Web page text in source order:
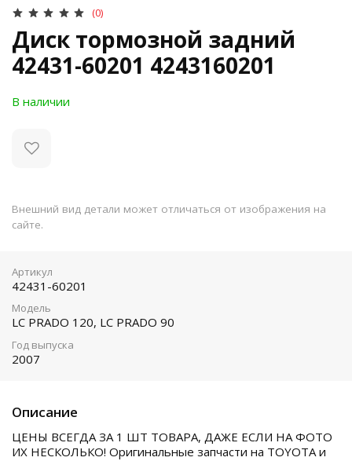
(0)
Диск тормозной задний
42431-60201 4243160201
В наличии
Внешний вид детали может отличаться от изображения на
сайте.
Описание
ЦЕНЫ ВСЕГДА ЗА 1 ШТ ТОВАРА, ДАЖЕ ЕСЛИ НА ФОТО
ИХ НЕСКОЛЬКО! Оригинальные запчасти на TOYOTA и
Артикул
42431-60201
Модель
LC PRADO 120, LC PRADO 90
Год выпуска
2007